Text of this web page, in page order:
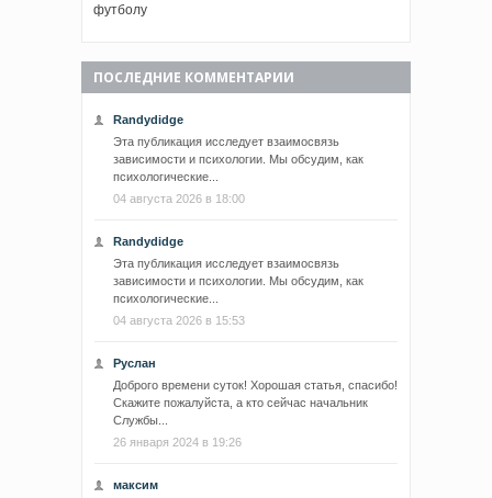
футболу
ПОСЛЕДНИЕ КОММЕНТАРИИ
Randydidge
Эта публикация исследует взаимосвязь
зависимости и психологии. Мы обсудим, как
психологические...
04 августа 2026 в 18:00
Randydidge
Эта публикация исследует взаимосвязь
зависимости и психологии. Мы обсудим, как
психологические...
04 августа 2026 в 15:53
Руслан
Доброго времени суток! Хорошая статья, спасибо!
Скажите пожалуйста, а кто сейчас начальник
Службы...
26 января 2024 в 19:26
максим